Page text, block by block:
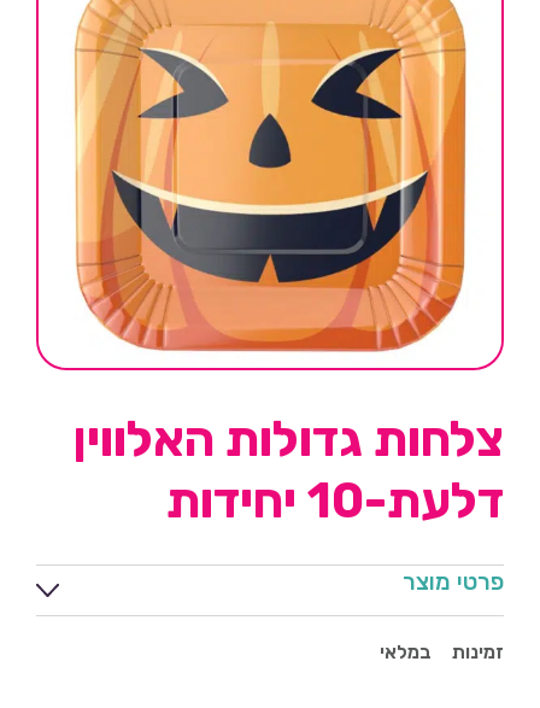
צלחות גדולות האלווין
דלעת-10 יחידות
פרטי מוצר
זמינות במלאי